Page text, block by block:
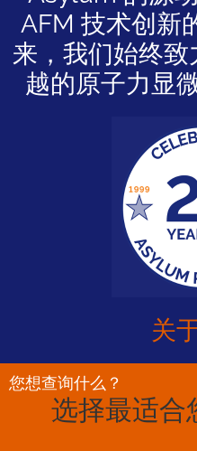
AFM 技术创新
来，我们始终
越的原子力显
关
您想查询什么？
选择最适合